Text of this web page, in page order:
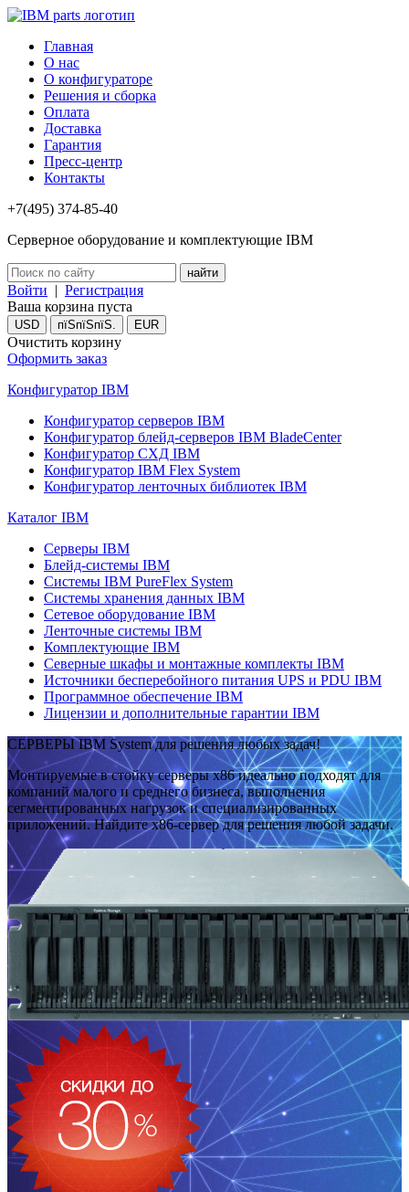
Главная
О нас
О конфигураторе
Решения и сборка
Оплата
Доставка
Гарантия
Пресс-центр
Контакты
+7(495) 374-85-40
Серверное оборудование и комплектующие IBM
Войти | Регистрация
Ваша корзина пуста
USD пїЅпїЅпїЅ. EUR
Очистить корзину
Оформить заказ
Конфигуратор IBM
Конфигуратор серверов IBM
Конфигуратор блейд-серверов IBM BladeCenter
Конфигуратор СХД IBM
Конфигуратор IBM Flex System
Конфигуратор ленточных библиотек IBM
Каталог IBM
Серверы IBM
Блейд-системы IBM
Системы IBM PureFlex System
Системы хранения данных IBM
Сетевое оборудование IBM
Ленточные системы IBM
Комплектующие IBM
Северные шкафы и монтажные комплекты IBM
Источники бесперебойного питания UPS и PDU IBM
Программное обеспечение IBM
Лицензии и дополнительные гарантии IBM
СЕРВЕРЫ IBM System для решения любых задач!
Монтируемые в стойку серверы x86 идеально подходят для
компаний малого и среднего бизнеса, выполнения
сегментированных нагрузок и специализированных
приложений. Найдите x86-сервер для решения любой задачи.